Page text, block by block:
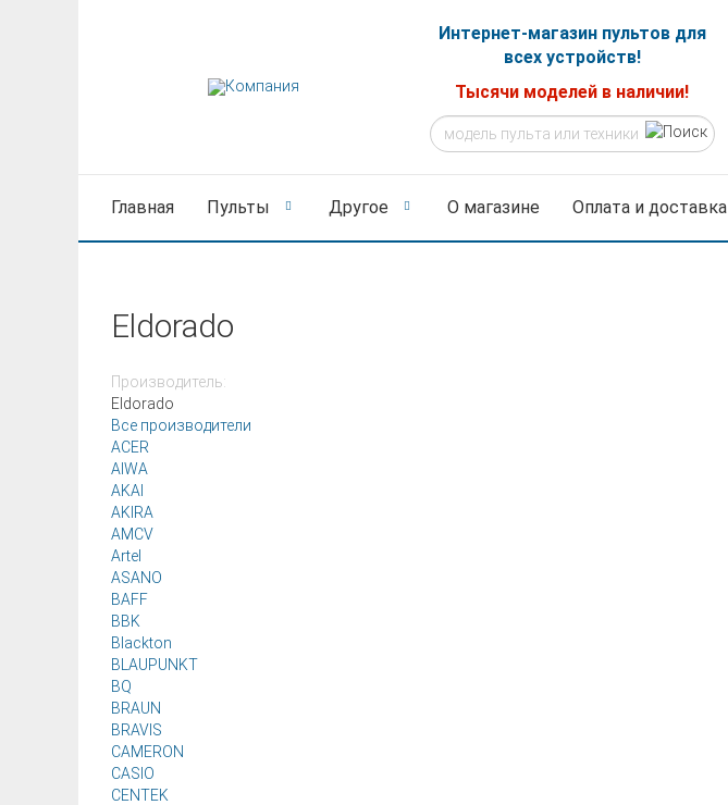
Интернет-магазин пультов для
всех устройств!
Тысячи моделей в наличии!
Главная Пульты Другое О магазине Оплата и доставка
Eldorado
Производитель:
Eldorado
Все производители
ACER
AIWA
AKAI
AKIRA
AMCV
Artel
ASANO
BAFF
BBK
Blackton
BLAUPUNKT
BQ
BRAUN
BRAVIS
CAMERON
CASIO
CENTEK